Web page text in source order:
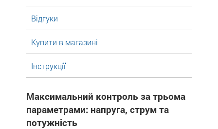
Відгуки
Купити в магазині
Інструкції
Максимальний контроль за трьома
параметрами: напруга, струм та
потужність